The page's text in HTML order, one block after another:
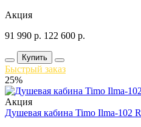
Акция
91 990 р. 122 600 р.
Купить
Быстрый заказ
25%
Акция
Душевая кабина Timo Ilma-102 R